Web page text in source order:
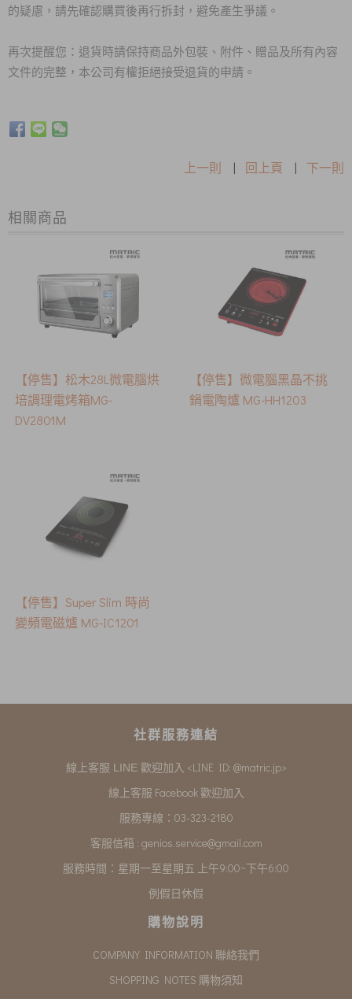
的疑慮，請先確認購買後再行拆封，避免產生爭議。
再次提醒您：退貨時請保持商品外包裝、附件、贈品及所有內容
文件的完整，本公司有權拒絕接受退貨的申請。
上一則 | 回上頁 | 下一則
相關商品
【停售】松木28L微電腦烘
培調理電烤箱MG-
DV2801M
【停售】微電腦黑晶不挑
鍋電陶爐 MG-HH1203
【停售】Super Slim 時尚
變頻電磁爐 MG-IC1201
社群服務連結
線上客服 LINE 歡迎加入 <LINE ID: @matric.jp>
線上客服 Facebook 歡迎加入
服務專線：03-323-2180
客服信箱 : genios.service@gmail.com
服務時間：星期一至星期五 上午9:00~下午6:00
例假日休假
購物說明
COMPANY INFORMATION 聯絡我們
SHOPPING NOTES 購物須知